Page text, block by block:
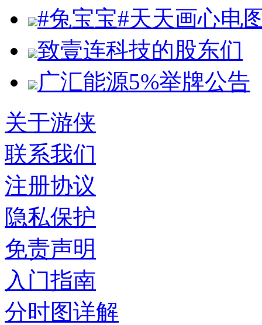
#兔宝宝#天天画心电
致壹连科技的股东们
广汇能源5%举牌公告
关于游侠
联系我们
注册协议
隐私保护
免责声明
入门指南
分时图详解